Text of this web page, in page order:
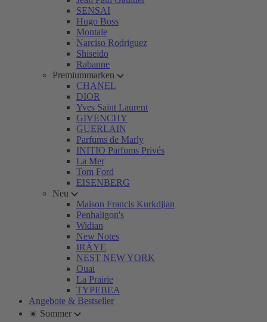
SENSAI
Hugo Boss
Montale
Narciso Rodriguez
Shiseido
Rabanne
Premiummarken
CHANEL
DIOR
Yves Saint Laurent
GIVENCHY
GUERLAIN
Parfums de Marly
INITIO Parfums Privés
La Mer
Tom Ford
EISENBERG
Neu
Maison Francis Kurkdjian
Penhaligon's
Widian
New Notes
IRÄYE
NEST NEW YORK
Ouai
La Prairie
TYPEBEA
Angebote & Bestseller
☀️ Sommer